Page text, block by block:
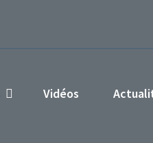
Vidéos